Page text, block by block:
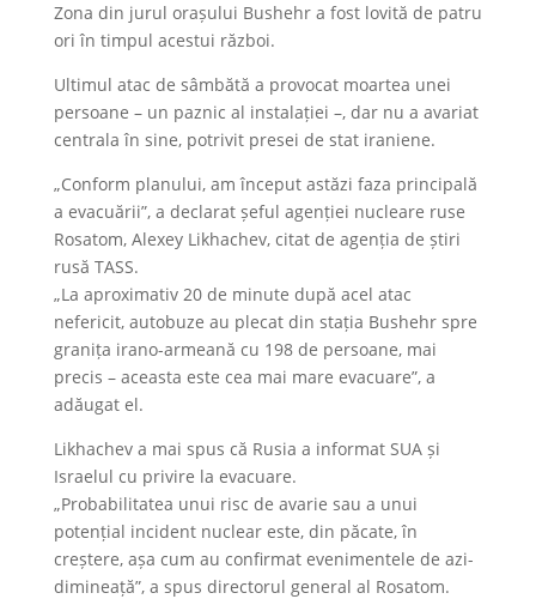
Zona din jurul orașului Bushehr a fost lovită de patru
ori în timpul acestui război.
Ultimul atac de sâmbătă a provocat moartea unei
persoane – un paznic al instalației –, dar nu a avariat
centrala în sine, potrivit presei de stat iraniene.
„Conform planului, am început astăzi faza principală
a evacuării”, a declarat șeful agenției nucleare ruse
Rosatom, Alexey Likhachev, citat de agenția de știri
rusă TASS.
„La aproximativ 20 de minute după acel atac
nefericit, autobuze au plecat din stația Bushehr spre
granița irano-armeană cu 198 de persoane, mai
precis – aceasta este cea mai mare evacuare”, a
adăugat el.
Likhachev a mai spus că Rusia a informat SUA și
Israelul cu privire la evacuare.
„Probabilitatea unui risc de avarie sau a unui
potențial incident nuclear este, din păcate, în
creștere, așa cum au confirmat evenimentele de azi-
dimineață”, a spus directorul general al Rosatom.